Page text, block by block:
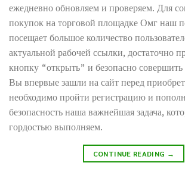
ежедневно обновляем и проверяем. Для
покупок на торговой площадке Омг наш
посещает большое количество
актуальной рабочей ссылки, достаточно
кнопку “открыть” и безопасно
Вы впервые зашли на сайт перед
необходимо пройти регистрацию и
безопасность наша важнейшая задача,
гордостью выполняем.
CONTINUE READING →